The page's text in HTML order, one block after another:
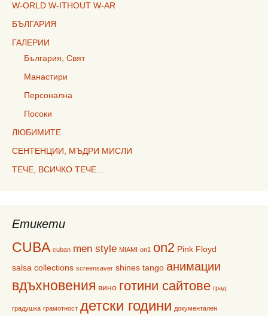
W-ORLD W-ITHOUT W-AR
БЪЛГАРИЯ
ГАЛЕРИИ
България, Свят
Манастири
Персонална
Посоки
ЛЮБИМИТЕ
СЕНТЕНЦИИ, МЪДРИ МИСЛИ
ТЕЧЕ, ВСИЧКО ТЕЧЕ…
Етикети
CUBA cuban men style MIAMI on1 on2 Pink Floyd
salsa collections screensaver shines tango анимации
вдъхновения вино готини сайтове град
градушка грамотност детски години документален